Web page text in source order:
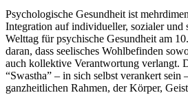
Psychologische Gesundheit ist
Integration auf individueller, sozialer und
Welttag für psychische Gesundheit am
daran, dass seelisches Wohlbefinden
auch kollektive Verantwortung verlangt.
“Swastha” – in sich selbst verankert sein
ganzheitlichen Rahmen, der Körper,